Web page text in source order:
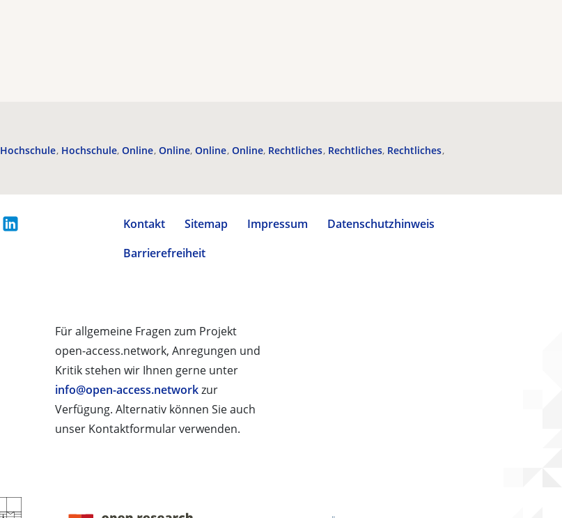
Hochschule Hochschule Online Online Online Online Rechtliches Rechtliches Rechtliches
Kontakt Sitemap Impressum
Datenschutzhinweis
Barrierefreiheit
Für allgemeine Fragen zum Projekt
open-access.network, Anregungen und
Kritik stehen wir Ihnen gerne unter
info@open-access.networkzur
Verfügung. Alternativ können Sie auch
unser Kontaktformular verwenden.